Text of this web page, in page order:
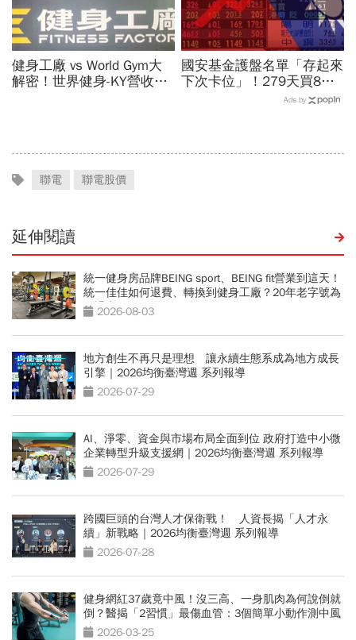
健身工廠 vs World Gym大
解密！世界健身-KY營收大
國安基金護盤名單「存起來
下次卡位」！279天買8檔
翻倍賺百億：鴻海、台達
Ads by
聯電 聯電股價
延伸閱讀
統一健身房品牌BEING sport、BEING fit營業到這天！
統一佳佳如何退費、轉換到健身工廠？20年老字號為
何退出
2026-08-03
地方創生不再只是理想 讓永續生態系成為地方成長
引擎｜2026均衡臺灣週 系列報導
2026-07-29
AI、淨零、資金與市場布局全面到位 政府打造中小微
企業轉型升級支援網｜2026均衡臺灣週 系列報導
2026-07-29
跨國巨頭的台灣人才保衛戰！ 人資長揭「人才永
續」新戰略｜2026均衡臺灣週 系列報導
2026-07-28
健身網紅37歲竟中風！沒三高、一身肌肉為何說倒就
倒？醫揭「2習慣」最傷血管：3個簡單小動作測中風
跡象2026-03-25